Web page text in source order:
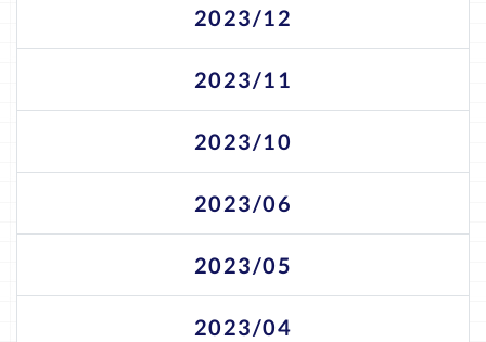
2023/12
2023/11
2023/10
2023/06
2023/05
2023/04